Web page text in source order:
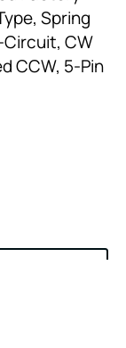
Spring
Circuit, CW
CCW, 5-Pin